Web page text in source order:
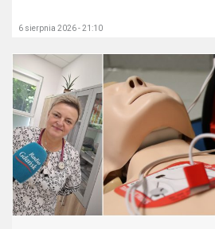
6 sierpnia 2026 - 21:10